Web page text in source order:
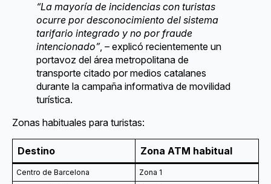
“La mayoría de incidencias con turistas
ocurre por desconocimiento del sistema
tarifario integrado y no por fraude
intencionado”, – explicó recientemente un
portavoz del área metropolitana de
transporte citado por medios catalanes
durante la campaña informativa de movilidad
turística.
Zonas habituales para turistas:
Destino Zona ATM habitual
Centro de Barcelona
Zona 1